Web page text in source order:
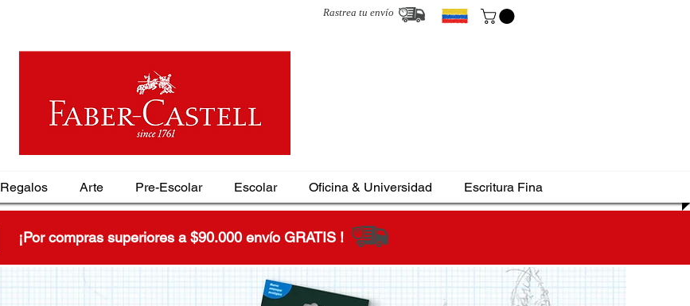
Rastrea tu envío
Regalos Arte Pre-Escolar Escolar Oficina & Universidad Escritura Fina
¡Por compras superiores a $90.000 envío GRATIS !